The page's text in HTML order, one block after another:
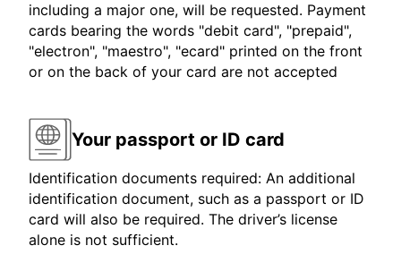
including a major one, will be requested. Payment
cards bearing the words "debit card", "prepaid",
"electron", "maestro", "ecard" printed on the front
or on the back of your card are not accepted
Your passport or ID card
Identification documents required: An additional
identification document, such as a passport or ID
card will also be required. The driver’s license
alone is not sufficient.